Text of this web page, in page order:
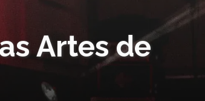
Artes de